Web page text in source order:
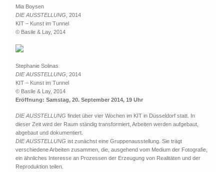
Mia Boysen
DIE AUSSTELLUNG , 2014
KIT – Kunst im Tunnel
© Basile & Lay, 2014
Stephanie Solinas
DIE AUSSTELLUNG , 2014
KIT – Kunst im Tunnel
© Basile & Lay, 2014
Eröffnung: Samstag, 20. September 2014, 19 Uhr
DIE AUSSTELLUNG findet über vier Wochen im KIT in Düsseldorf statt. In
dieser Zeit wird der Raum ständig transformiert, Arbeiten werden aufgebaut,
abgebaut und dokumentiert.
DIE AUSSTELLUNG ist zunächst eine Gruppenausstellung. Sie trägt
verschiedene Arbeiten zusammen, die, ausgehend vom Medium der Fotografie,
ein ähnliches Interesse an Prozessen der Erzeugung von Realitäten und der
Reproduktion teilen.